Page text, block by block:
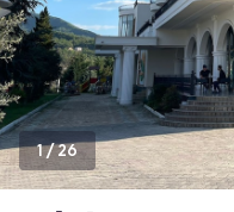
1/26